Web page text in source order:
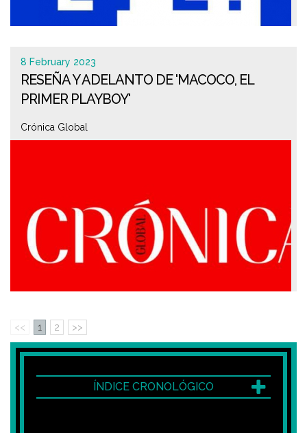
8 February 2023
RESEÑA Y ADELANTO DE 'MACOCO, EL
PRIMER PLAYBOY'
Crónica Global
<< 1 2 >>
ÍNDICE CRONOLÓGICO